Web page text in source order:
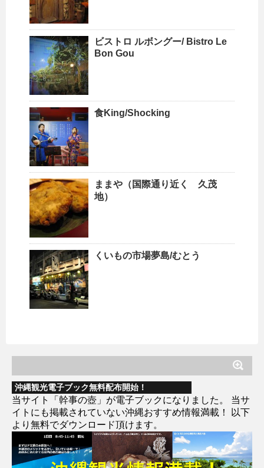
ビストロ ルボングー/ Bistro Le
Bon Gou
食King/Shocking
ままや（国際通り近く 久茂
地）
くいもの市場夢島/むとう
沖縄観光電子ブック無料配布開始！
当サイト「幹事の壺」が電子ブックになりました。 当サ
イトにも掲載されていない沖縄おすすめ情報満載！ 以下
より無料でダウンロード頂けます。